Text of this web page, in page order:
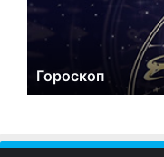
Гороскоп